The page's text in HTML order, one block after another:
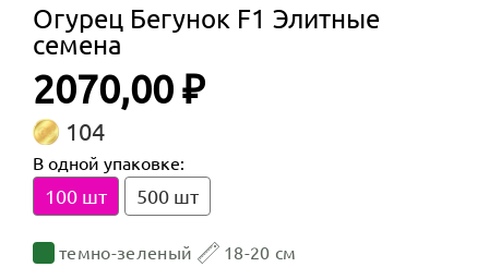
Огурец Бегунок F1 Элитные
семена
2070,00 ₽
104
В одной упаковке:
100 шт 500 шт
темно-зеленый
18-20 см